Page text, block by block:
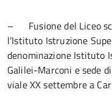
– Fusione del Liceo
l’Istituto Istruzione
denominazione Istituto
Galilei-Marconi e sede
viale XX settembre a